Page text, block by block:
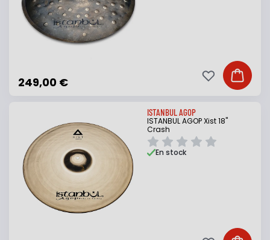
249,00 € Ajouter
Ajouter à ma
ISTANBUL AGOP
ISTANBUL AGOP Xist 18"
Crash
En stock